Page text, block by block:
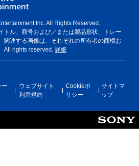
Inc. All Rights Reserved.
トル、商号および／または製品形状、トレー
関連する画像は、それぞれの所有者の商標お
All rights reserved. 詳細
ー
ウェブサイト
利用規約
Cookieポ
リシー
サイトマ
ップ